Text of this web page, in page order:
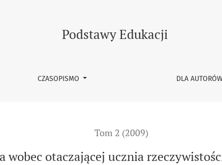
a tożsamość szkoły
Podstawy Edukacji
CZASOPISMO DLA AUTORÓW
Tom 2 (2009)
wobec otaczającej ucznia